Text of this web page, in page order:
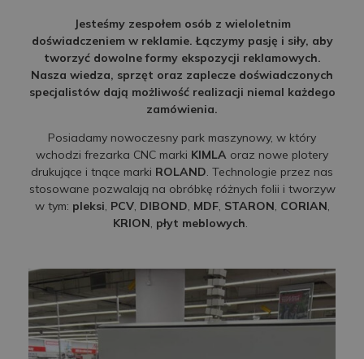
Jesteśmy zespołem osób z wieloletnim
doświadczeniem w reklamie. Łączymy pasję i siły, aby
tworzyć dowolne formy ekspozycji reklamowych.
Nasza wiedza, sprzęt oraz zaplecze doświadczonych
specjalistów dają możliwość realizacji niemal każdego
zamówienia.
Posiadamy nowoczesny park maszynowy, w który
wchodzi frezarka CNC marki KIMLA oraz nowe plotery
drukujące i tnące marki ROLAND. Technologie przez nas
stosowane pozwalają na obróbkę różnych folii i tworzyw
w tym: pleksi, PCV, DIBOND, MDF, STARON, CORIAN,
KRION, płyt meblowych.